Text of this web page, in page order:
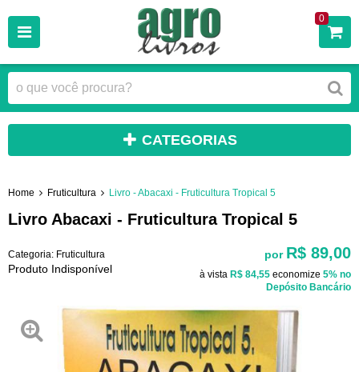
0
CATEGORIAS
Home Fruticultura Livro - Abacaxi - Fruticultura Tropical 5
Livro Abacaxi - Fruticultura Tropical 5
Categoria: Fruticultura
Produto Indisponível
por R$ 89,00
à vista R$ 84,55 economize 5% no
Depósito Bancário